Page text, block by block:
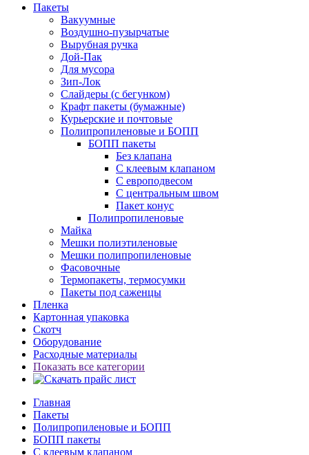
Пакеты
Вакуумные
Воздушно-пузырчатые
Вырубная ручка
Дой-Пак
Для мусора
Зип-Лок
Слайдеры (с бегунком)
Крафт пакеты (бумажные)
Курьерские и почтовые
Полипропиленовые и БОПП
БОПП пакеты
Без клапана
С клеевым клапаном
С европодвесом
С центральным швом
Пакет конус
Полипропиленовые
Майка
Мешки полиэтиленовые
Мешки полипропиленовые
Фасовочные
Термопакеты, термосумки
Пакеты под саженцы
Пленка
Картонная упаковка
Скотч
Оборудование
Расходные материалы
Показать все категории
Главная
Пакеты
Полипропиленовые и БОПП
БОПП пакеты
С клеевым клапаном